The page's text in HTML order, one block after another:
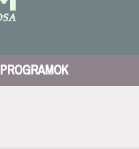
PROGRAMOK